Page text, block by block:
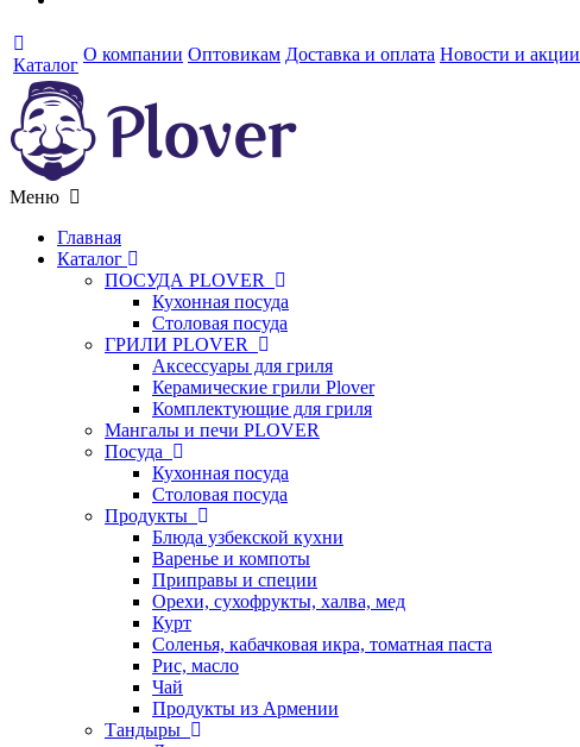
Каталог
О компании Оптовикам Доставка и оплата Новости и акции
Меню
Главная
Каталог
ПОСУДА PLOVER
Кухонная посуда
Столовая посуда
ГРИЛИ PLOVER
Аксессуары для гриля
Керамические грили Plover
Комплектующие для гриля
Мангалы и печи PLOVER
Посуда
Кухонная посуда
Столовая посуда
Продукты
Блюда узбекской кухни
Варенье и компоты
Приправы и специи
Орехи, сухофрукты, халва, мед
Курт
Соленья, кабачковая икра, томатная паста
Рис, масло
Чай
Продукты из Армении
Тандыры